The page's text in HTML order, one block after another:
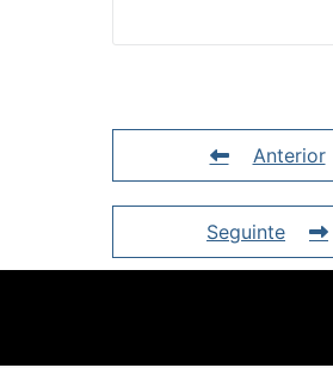
Anterior
Seguinte